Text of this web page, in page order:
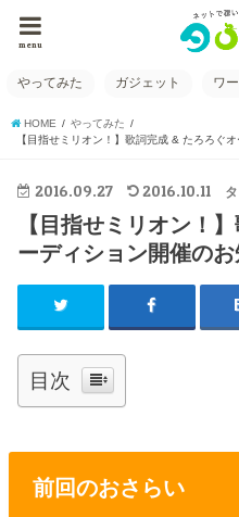
menu
やってみた ガジェット ワ
HOME
やってみた
【目指せミリオン！】歌詞完成 & たろろぐ
2016.09.27 2016.10.11
【目指せミリオン！
ーディション開催の
目次
前回のおさらい